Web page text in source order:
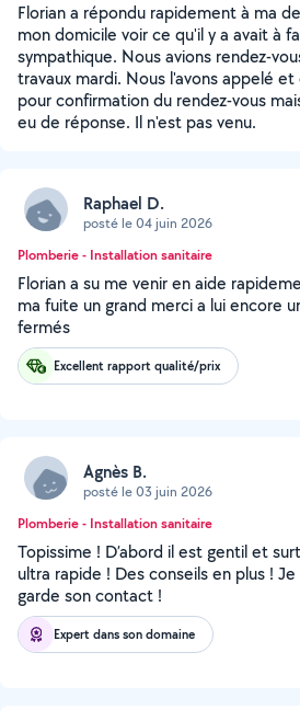
Florian a répondu rapidement à ma
mon domicile voir ce qu'il y a avait à
sympathique. Nous avions rendez-
travaux mardi. Nous l'avons appelé
pour confirmation du rendez-vous
eu de réponse. Il n'est pas venu.
Raphael D.
posté le 04 juin 2026
Plomberie - Installation sanitaire
Florian a su me venir en aide
ma fuite un grand merci a lui encore
fermés
Excellent rapport qualité/prix
Agnès B.
posté le 03 juin 2026
Plomberie - Installation sanitaire
Topissime ! D’abord il est gentil et
ultra rapide ! Des conseils en plus !
garde son contact !
Expert dans son domaine